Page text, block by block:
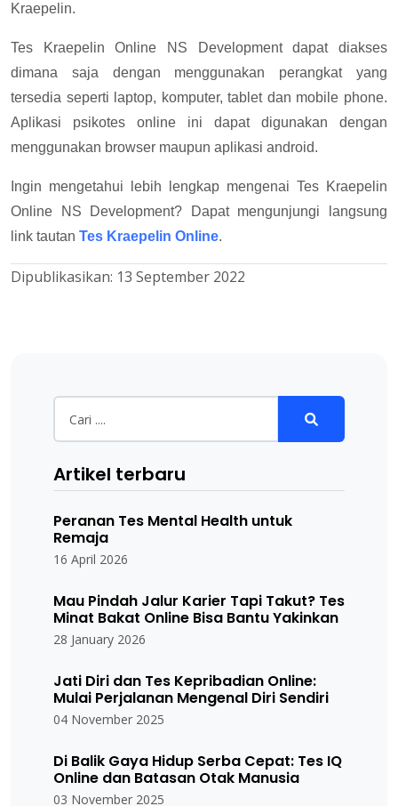
Kraepelin.
Tes Kraepelin Online NS Development dapat diakses
dimana saja dengan menggunakan perangkat yang
tersedia seperti laptop, komputer, tablet dan mobile phone.
Aplikasi psikotes online ini dapat digunakan dengan
menggunakan browser maupun aplikasi android.
Ingin mengetahui lebih lengkap mengenai Tes Kraepelin
Online NS Development? Dapat mengunjungi langsung
link tautan Tes Kraepelin Online.
Dipublikasikan: 13 September 2022
Artikel terbaru
Peranan Tes Mental Health untuk
Remaja
16 April 2026
Mau Pindah Jalur Karier Tapi Takut? Tes
Minat Bakat Online Bisa Bantu Yakinkan
28 January 2026
Jati Diri dan Tes Kepribadian Online:
Mulai Perjalanan Mengenal Diri Sendiri
04 November 2025
Di Balik Gaya Hidup Serba Cepat: Tes IQ
Online dan Batasan Otak Manusia
03 November 2025